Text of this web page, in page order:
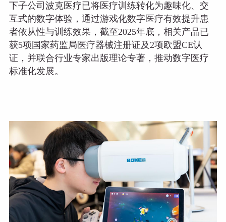
下子公司波克医疗已将医疗训练转化为趣味化、交
互式的数字体验，通过游戏化数字医疗有效提升患
者依从性与训练效果，截至2025年底，相关产品已
获5项国家药监局医疗器械注册证及2项欧盟CE认
证，并联合行业专家出版理论专著，推动数字医疗
标准化发展。